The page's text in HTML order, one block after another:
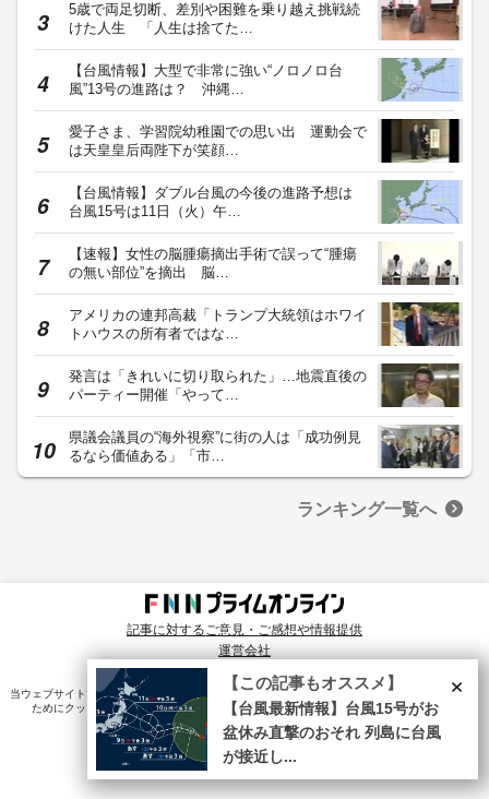
5歳で両足切断、差別や困難を乗り越え挑戦続
けた人生 「人生は捨てた…
【台風情報】大型で非常に強い“ノロノロ台
風”13号の進路は？ 沖縄…
愛子さま、学習院幼稚園での思い出 運動会で
は天皇皇后両陛下が笑顔…
【台風情報】ダブル台風の今後の進路予想は
台風15号は11日（火）午…
【速報】女性の脳腫瘍摘出手術で誤って“腫瘍
の無い部位”を摘出 脳…
アメリカの連邦高裁「トランプ大統領はホワイ
トハウスの所有者ではな…
発言は「きれいに切り取られた」…地震直後の
パーティー開催「やって…
県議会議員の“海外視察”に街の人は「成功例見
るなら価値ある」「市…
ランキング一覧へ
記事に対するご意見・ご感想や情報提供
運営会社
© Fuji News Network, Inc. All rights reserved.
当ウェブサイトでは、ユーザのニーズ・興味・関⼼に合致したコンテンツや広告配信を提供する
ためにクッキーを使⽤しています。詳細は、プライバシーポリシー をご確認ください。
×
【この記事もオススメ】
【台風最新情報】台風15号がお
盆休み直撃のおそれ 列島に台風
が接近し...